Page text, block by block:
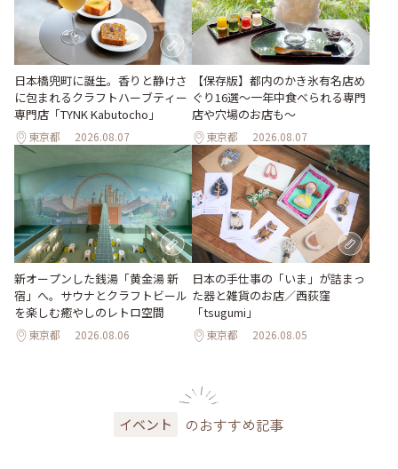
日本橋兜町に誕生。香りと静けさ
に包まれるクラフトハーブティー
専門店「TYNK Kabutocho」
東京都 2026.08.07
【保存版】都内のかき氷有名店め
ぐり16選～一年中食べられる専門
店や穴場のお店も～
東京都 2026.08.07
新オープンした銭湯「黄金湯 新
宿」へ。サウナとクラフトビール
を楽しむ癒やしのレトロ空間
東京都 2026.08.06
日本の手仕事の「いま」が詰まっ
た器と雑貨のお店／西荻窪
「tsugumi」
東京都 2026.08.05
イベント のおすすめ記事